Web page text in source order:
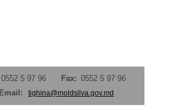
0552 5 97 96 Fax: 0552 5 97 96
Email:
tighina@moldsilva.gov.md